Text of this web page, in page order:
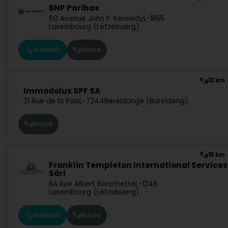
BNP Paribas
60 Avenue John F. KennedyL-1855
Luxembourg (Lëtzebuerg)
Websäit Route
12 km
Immodolux SPF SA
31 Rue de la PaixL-7244Bereldange (Bäreldeng)
Route
15 km
Franklin Templeton International Services
Sàrl
8A Rue Albert BorschetteL-1246
Luxembourg (Lëtzebuerg)
Websäit Route